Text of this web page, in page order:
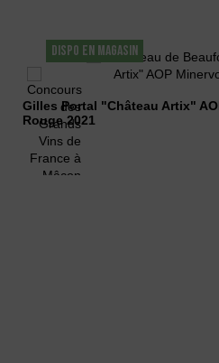
DISPO EN MAGASIN
Gilles Portal "Château Artix"
Rouge 2021